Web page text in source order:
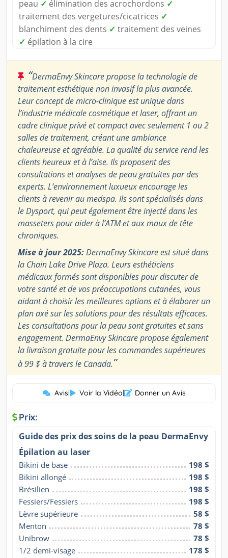
peau ✓ élimination des acrochordons ✓
traitement des vergetures/cicatrices ✓
blanchiment des dents ✓ traitement des veines
✓ épilation à la cire
“DermaEnvy Skincare propose la technologie de
traitement esthétique non invasif la plus avancée.
Leur concept de micro-clinique est unique dans
l’industrie médicale cosmétique et laser, offrant un
cadre clinique privé et compact avec seulement 1 ou 2
salles de traitement, créant une ambiance
chaleureuse et agréable. La qualité du service rend les
clients heureux et à l’aise. Ils proposent des
consultations et analyses de peau gratuites par des
experts. L’environnement luxueux encourage les
clients à revenir au medspa. Ils sont spécialisés dans
le Dysport, qui peut également être injecté dans les
masseters pour aider à l’ATM et aux maux de tête
chroniques.
Mise à jour 2025:DermaEnvy Skincare est situé dans
la Chain Lake Drive Plaza. Leurs esthéticiens
médicaux formés sont disponibles pour discuter de
votre santé et de vos préoccupations cutanées, vous
aidant à choisir les meilleures options et à élaborer un
plan axé sur les solutions pour des résultats efficaces.
Les consultations pour la peau sont gratuites et sans
engagement. DermaEnvy Skincare propose également
la livraison gratuite pour les commandes supérieures
à 99 $ à travers le Canada.”
Avis| Voir la Vidéo| Donner un Avis
Prix:
Guide des prix des soins de la peau DermaEnvy
Épilation au laser
Bikini de base
198 $
Bikini allongé
198 $
Brésilien
198 $
Fessiers/Fessiers
198 $
Lèvre supérieure
58 $
Menton
78 $
Unibrow
78 $
1/2 demi-visage
178 $